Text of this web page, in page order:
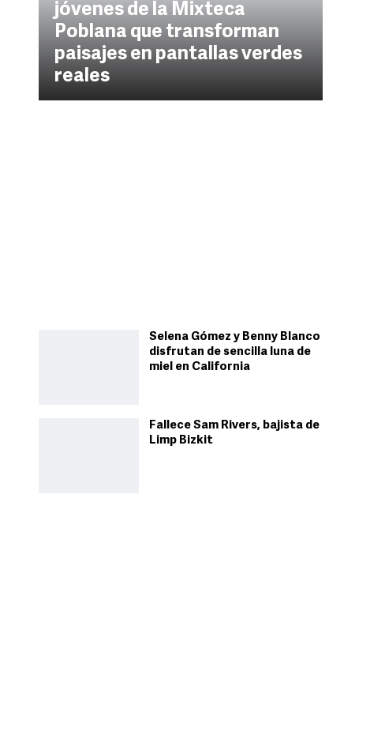
jóvenes de la Mixteca
Poblana que transforman
paisajes en pantallas verdes
reales
Selena Gómez y Benny Blanco
disfrutan de sencilla luna de
miel en California
Fallece Sam Rivers, bajista de
Limp Bizkit